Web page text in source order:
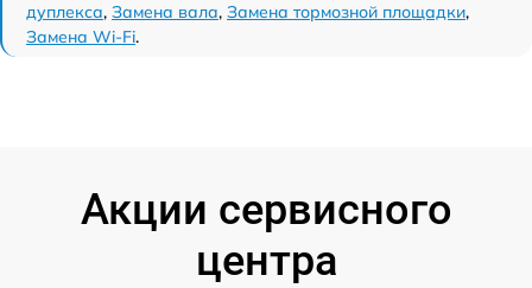
дуплекса, Замена вала, Замена тормозной площадки,
Замена Wi-Fi.
Акции сервисного
центра